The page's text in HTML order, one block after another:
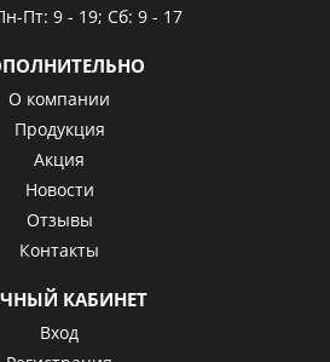
Пт: 9 - 19; Сб: 9 - 17
О компании
Продукция
Акция
Новости
Отзывы
Контакты
КАБИНЕТ
Вход